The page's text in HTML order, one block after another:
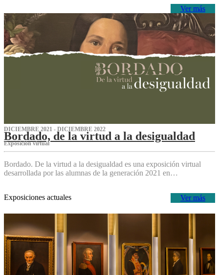
Ver más
DICIEMBRE 2021 - DICIEMBRE 2022
Bordado, de la virtud a la desigualdad
Exposición virtual‌
Bordado. De la virtud a la desigualdad es una exposición virtual
desarrollada por las alumnas de la generación 2021 en…
Ver más
Exposiciones actuales